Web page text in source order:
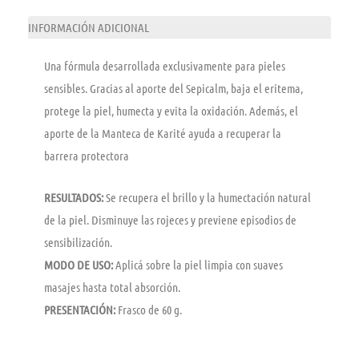
INFORMACIÓN ADICIONAL
Una fórmula desarrollada exclusivamente para pieles
sensibles. Gracias al aporte del Sepicalm, baja el eritema,
protege la piel, humecta y evita la oxidación. Además, el
aporte de la Manteca de Karité ayuda a recuperar la
barrera protectora
RESULTADOS:Se recupera el brillo y la humectación natural
de la piel. Disminuye las rojeces y previene episodios de
sensibilización.
MODO DE USO:Aplicá sobre la piel limpia con suaves
masajes hasta total absorción.
PRESENTACIÓN:Frasco de 60 g.